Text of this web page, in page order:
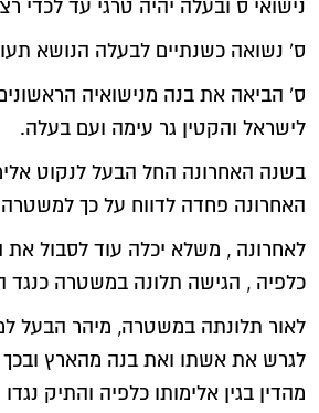
נישואי ס ובעלה יהיה טרגי עד לכדי
ס` נשואה כשנתיים לבעלה הנושא
לישראל והקטין גר עימה ועם בעלה.
בשנה האחרונה החל הבעל לנקוט
האחרונה פחדה לדווח על כך למשטרה
לאחרונה , משלא יכלה עוד לסבול את
כלפיה , הגישה תלונה במשטרה כנגד
לאור תלונתה במשטרה, מיהר הבעל
לגרש את אשתו ואת בנה מהארץ ובכך
מהדין בגין אלימותו כלפיה והתיק